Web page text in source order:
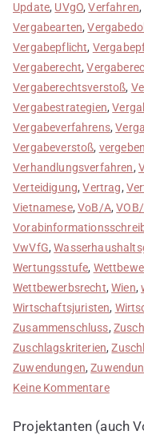
Update, UVgO,Verfahren,
Vergabearten,
Vergabepflicht,
Vergaberecht,
Vergaberechtsverstoß,
Vergabestrategien,
Vergabeverfahrens,
Vergabeverstoß,
Verhandlungsverfahren,
Verteidigung,Vertrag,
Vietnamese,VoB/A,
VwVfG,
Wertungsstufe,
Wettbewerbsrecht,Wien,
Wirtschaftsjuristen,
Zusammenschluss,
Zuschlagskriterien,
Zuwendungen,
Keine Kommentarezu
in
Projektanten (auch